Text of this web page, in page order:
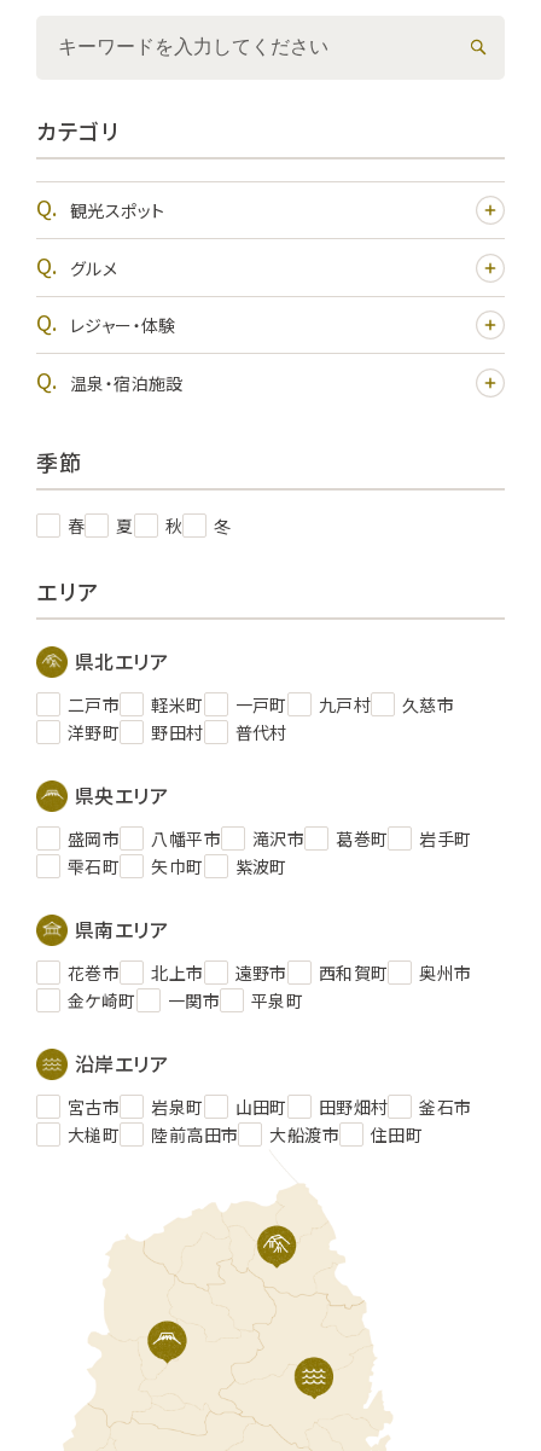
カテゴリ
観光スポット
グルメ
レジャー・体験
温泉・宿泊施設
季節
春 夏 秋 冬
エリア
県北エリア
二戸市 軽米町 一戸町 九戸村
久慈市
洋野町
野田村 普代村
県央エリア
盛岡市 八幡平市 滝沢市 葛巻町
岩手町
雫石町
矢巾町 紫波町
県南エリア
花巻市 北上市 遠野市 西和賀町
奥州市
金ケ崎町
一関市 平泉町
沿岸エリア
宮古市 岩泉町 山田町 田野畑村
釜石市
大槌町
陸前高田市 大船渡市 住田町